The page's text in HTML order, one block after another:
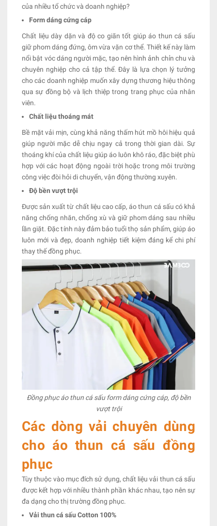
của nhiều tổ chức và doanh nghiệp?
Form dáng cứng cáp
Chất liệu dày dặn và độ co giãn tốt giúp áo thun cá sấu
giữ phom dáng đứng, ôm vừa vặn cơ thể. Thiết kế này làm
nổi bật vóc dáng người mặc, tạo nên hình ảnh chỉn chu và
chuyên nghiệp cho cả tập thể. Đây là lựa chọn lý tưởng
cho các doanh nghiệp muốn xây dựng thương hiệu thông
qua sự đồng bộ và lịch thiệp trong trang phục của nhân
viên.
Chất liệu thoáng mát
Bề mặt vải mịn, cùng khả năng thấm hút mồ hôi hiệu quả
giúp người mặc dễ chịu ngay cả trong thời gian dài. Sự
thoáng khí của chất liệu giúp áo luôn khô ráo, đặc biệt phù
hợp với các hoạt động ngoài trời hoặc trong môi trường
công việc đòi hỏi di chuyển, vận động thường xuyên.
Độ bền vượt trội
Được sản xuất từ chất liệu cao cấp, áo thun cá sấu có khả
năng chống nhăn, chống xù và giữ phom dáng sau nhiều
lần giặt. Đặc tính này đảm bảo tuổi thọ sản phẩm, giúp áo
luôn mới và đẹp, doanh nghiệp tiết kiệm đáng kể chi phí
thay thế đồng phục.
Đồng phục áo thun cá sấu form dáng cứng cáp, độ bền
vượt trội
Các dòng vải chuyên dùng
cho áo thun cá sấu đồng
phục
Tùy thuộc vào mục đích sử dụng, chất liệu vải thun cá sấu
được kết hợp với nhiều thành phần khác nhau, tạo nên sự
đa dạng cho thị trường đồng phục.
Vải thun cá sấu Cotton 100%